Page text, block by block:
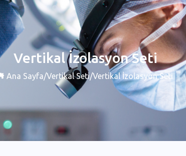
Vertikal İzolasyon Seti
Ana Sayfa/Vertikal Seti/Vertikal İzolasyon Seti